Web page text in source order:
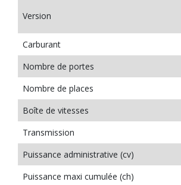
Version
Carburant
Nombre de portes
Nombre de places
Boîte de vitesses
Transmission
Puissance administrative (cv)
Puissance maxi cumulée (ch)